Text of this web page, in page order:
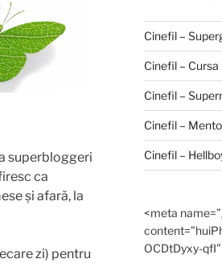
superbloggeri
ca
și afară, la
zi) pentru
Cinefil –
Cinefil – Cursa
Cinefil –
Cinefil –
Cinefil –
<meta
OCDtDyxy-